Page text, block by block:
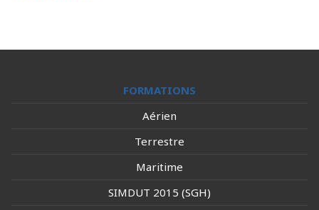
FORMATIONS
Aérien
Terrestre
Maritime
SIMDUT 2015 (SGH)